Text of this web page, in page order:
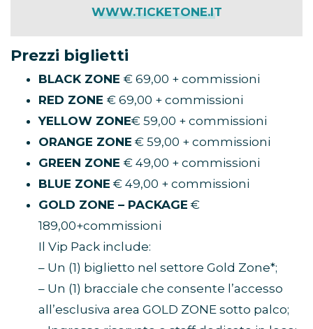
WWW.TICKETONE.IT
Prezzi biglietti
BLACK ZONE € 69,00 + commissioni
RED ZONE € 69,00 + commissioni
YELLOW ZONE€ 59,00 + commissioni
ORANGE ZONE € 59,00 + commissioni
GREEN ZONE € 49,00 + commissioni
BLUE ZONE € 49,00 + commissioni
GOLD ZONE – PACKAGE €
189,00+commissioni
Il Vip Pack include:
– Un (1) biglietto nel settore Gold Zone*;
– Un (1) bracciale che consente l’accesso
all’esclusiva area GOLD ZONE sotto palco;